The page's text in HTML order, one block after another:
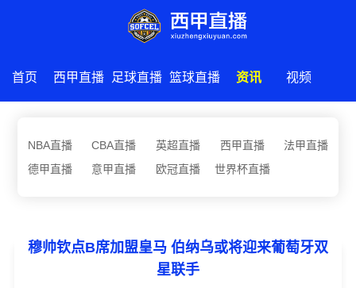
首页 西甲直播 足球直播 篮球直播 资讯 视频
NBA直播 CBA直播 英超直播 西甲直播
法甲直播
德甲直播
意甲直播 欧冠直播 世界杯直播
穆帅钦点B席加盟皇马 伯纳乌或将迎来葡萄牙双
星联手